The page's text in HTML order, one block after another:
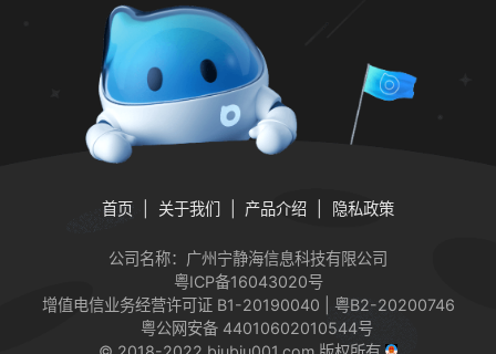
首页 关于我们 产品介绍 隐私政策
公司名称：广州宁静海信息科技有限公司
粤ICP备16043020号
增值电信业务经营许可证 B1-20190040 | 粤B2-20200746
粤公网安备 44010602010544号